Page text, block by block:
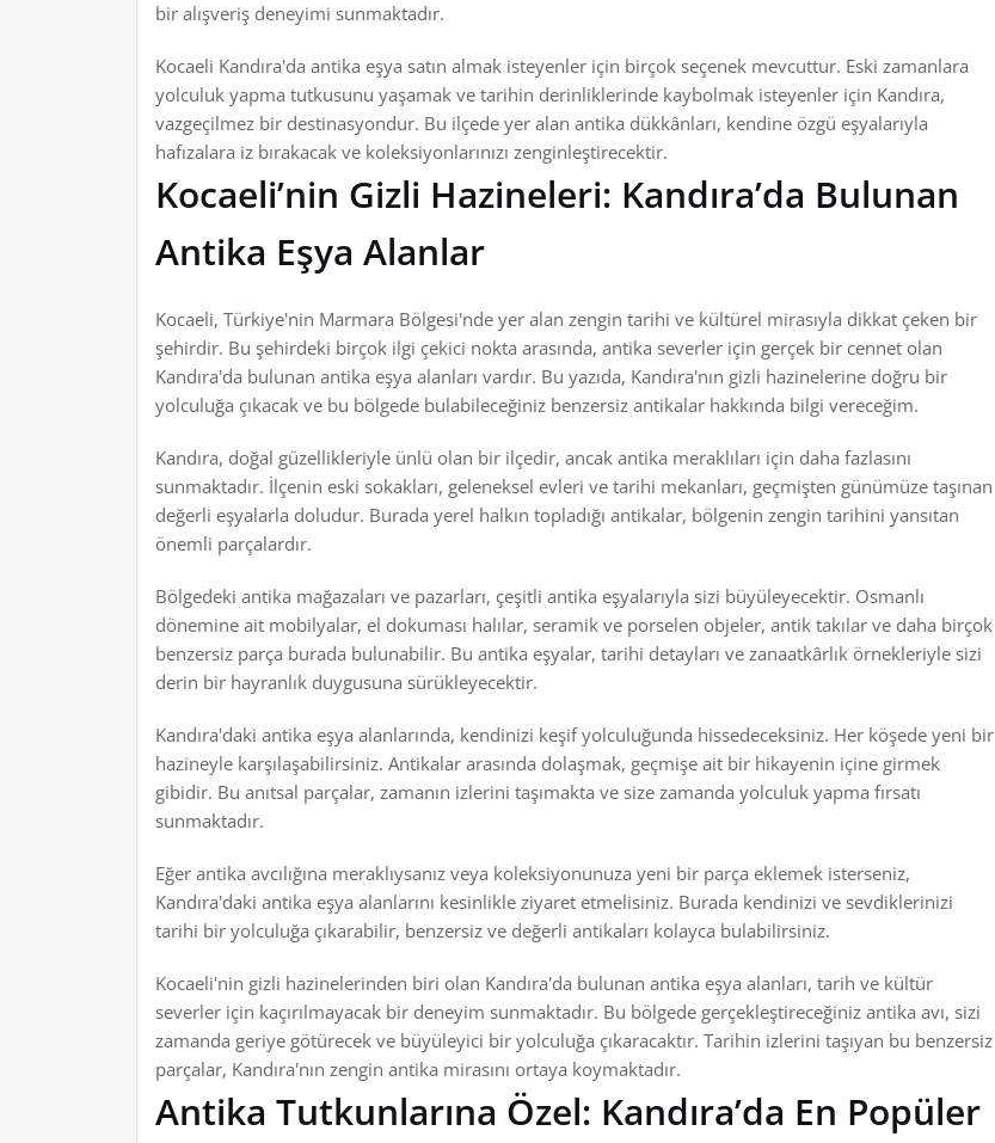
bir alışveriş deneyimi sunmaktadır.
Kocaeli Kandıra'da antika eşya satın almak isteyenler için birçok seçenek mevcuttur. Eski zamanlara
yolculuk yapma tutkusunu yaşamak ve tarihin derinliklerinde kaybolmak isteyenler için Kandıra,
vazgeçilmez bir destinasyondur. Bu ilçede yer alan antika dükkânları, kendine özgü eşyalarıyla
hafızalara iz bırakacak ve koleksiyonlarınızı zenginleştirecektir.
Kocaeli’nin Gizli Hazineleri: Kandıra’da Bulunan
Antika Eşya Alanlar
Kocaeli, Türkiye'nin Marmara Bölgesi'nde yer alan zengin tarihi ve kültürel mirasıyla dikkat çeken bir
şehirdir. Bu şehirdeki birçok ilgi çekici nokta arasında, antika severler için gerçek bir cennet olan
Kandıra'da bulunan antika eşya alanları vardır. Bu yazıda, Kandıra'nın gizli hazinelerine doğru bir
yolculuğa çıkacak ve bu bölgede bulabileceğiniz benzersiz antikalar hakkında bilgi vereceğim.
Kandıra, doğal güzellikleriyle ünlü olan bir ilçedir, ancak antika meraklıları için daha fazlasını
sunmaktadır. İlçenin eski sokakları, geleneksel evleri ve tarihi mekanları, geçmişten günümüze taşınan
değerli eşyalarla doludur. Burada yerel halkın topladığı antikalar, bölgenin zengin tarihini yansıtan
önemli parçalardır.
Bölgedeki antika mağazaları ve pazarları, çeşitli antika eşyalarıyla sizi büyüleyecektir. Osmanlı
dönemine ait mobilyalar, el dokuması halılar, seramik ve porselen objeler, antik takılar ve daha birçok
benzersiz parça burada bulunabilir. Bu antika eşyalar, tarihi detayları ve zanaatkârlık örnekleriyle sizi
derin bir hayranlık duygusuna sürükleyecektir.
Kandıra'daki antika eşya alanlarında, kendinizi keşif yolculuğunda hissedeceksiniz. Her köşede yeni bir
hazineyle karşılaşabilirsiniz. Antikalar arasında dolaşmak, geçmişe ait bir hikayenin içine girmek
gibidir. Bu anıtsal parçalar, zamanın izlerini taşımakta ve size zamanda yolculuk yapma fırsatı
sunmaktadır.
Eğer antika avcılığına meraklıysanız veya koleksiyonunuza yeni bir parça eklemek isterseniz,
Kandıra'daki antika eşya alanlarını kesinlikle ziyaret etmelisiniz. Burada kendinizi ve sevdiklerinizi
tarihi bir yolculuğa çıkarabilir, benzersiz ve değerli antikaları kolayca bulabilirsiniz.
Kocaeli'nin gizli hazinelerinden biri olan Kandıra'da bulunan antika eşya alanları, tarih ve kültür
severler için kaçırılmayacak bir deneyim sunmaktadır. Bu bölgede gerçekleştireceğiniz antika avı, sizi
zamanda geriye götürecek ve büyüleyici bir yolculuğa çıkaracaktır. Tarihin izlerini taşıyan bu benzersiz
parçalar, Kandıra'nın zengin antika mirasını ortaya koymaktadır.
Antika Tutkunlarına Özel: Kandıra’da En Popüler